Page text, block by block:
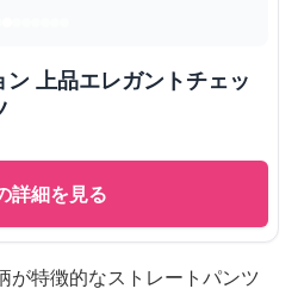
上品エレガントチェッ
詳細を見る
が特徴的なストレートパンツ